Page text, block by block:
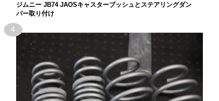
ジムニー JB74 JAOSキャスターブッシュとステアリングダン
パー取り付け
4